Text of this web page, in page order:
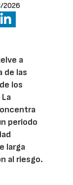
2026
a
de las
los
periodo
larga
al riesgo.